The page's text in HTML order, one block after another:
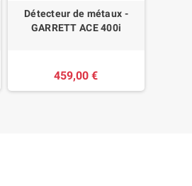
Détecteur de métaux -
GARRETT ACE 400i
459,00 €